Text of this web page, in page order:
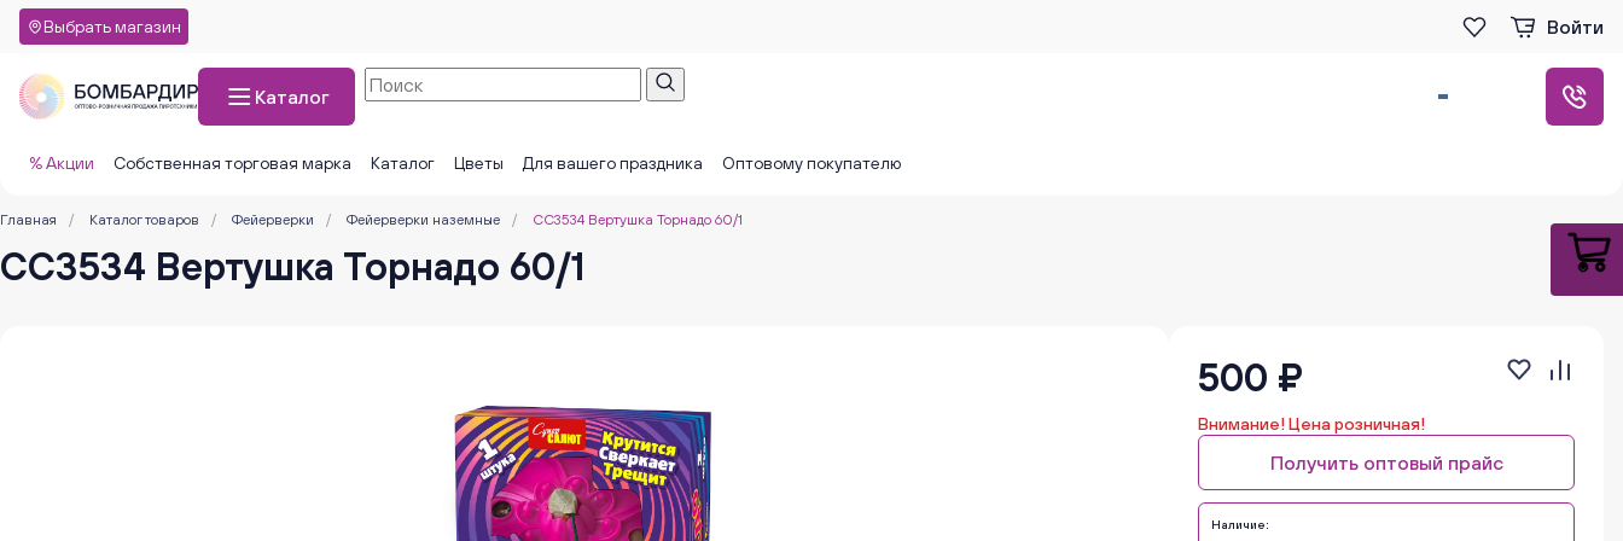
Выбрать магазин Войти
Каталог
% Акции Собственная торговая марка Каталог Цветы Для вашего праздника Оптовому покупателю
Главная / Каталог товаров / Фейерверки / Фейерверки наземные / СС3534 Вертушка Торнадо 60/1
СС3534 Вертушка Торнадо 60/1
500 ₽
Внимание! Цена розничная!
Получить оптовый прайс
Наличие: